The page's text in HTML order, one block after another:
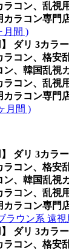
ラコン、乱視
カラコン専門
月間 )
】 ダリ 3カラ
ラコン、格安
ン、韓国乱視
ラコン、乱視
カラコン専門
月間 )
】 ダリ 3カラ
ラコン、格安
ン、韓国乱視
ラコン、乱視
カラコン専門
ラウン系 遠
】 ダリ 3カラ
ラコン、格安